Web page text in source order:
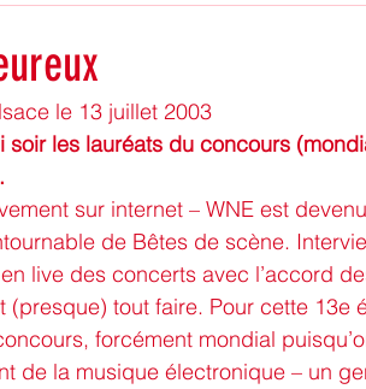
offre d'emploi Nature
Radio MNE service
Éducation aux médias, à
le 13 juillet 2003
les lauréats du concours
sur internet – WNE est
de Bêtes de scène.
live des concerts avec l’accord
(presque) tout faire. Pour cette 13e
forcément mondial
de la musique électronique – un